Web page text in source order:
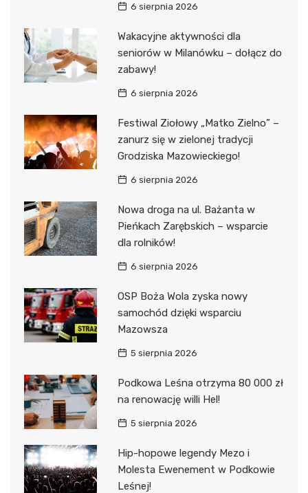
6 sierpnia 2026
Wakacyjne aktywności dla
seniorów w Milanówku – dołącz do
zabawy!
6 sierpnia 2026
Festiwal Ziołowy „Matko Zielno” –
zanurz się w zielonej tradycji
Grodziska Mazowieckiego!
6 sierpnia 2026
Nowa droga na ul. Bażanta w
Pieńkach Zarębskich – wsparcie
dla rolników!
6 sierpnia 2026
OSP Boża Wola zyska nowy
samochód dzięki wsparciu
Mazowsza
5 sierpnia 2026
Podkowa Leśna otrzyma 80 000 zł
na renowację willi Hel!
5 sierpnia 2026
Hip-hopowe legendy Mezo i
Molesta Ewenement w Podkowie
Leśnej!